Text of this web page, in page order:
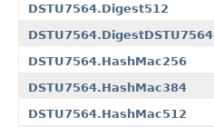
DSTU7564.Digest512
DSTU7564.DigestDSTU7564
DSTU7564.HashMac256
DSTU7564.HashMac384
DSTU7564.HashMac512